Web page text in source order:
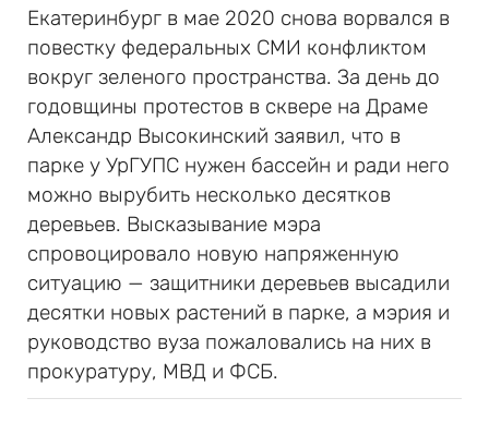
Екатеринбург в мае 2020 снова ворвался в
повестку федеральных СМИ конфликтом
вокруг зеленого пространства. За день до
годовщины протестов в сквере на Драме
Александр Высокинский заявил, что в
парке у УрГУПС нужен бассейн и ради него
можно вырубить несколько десятков
деревьев. Высказывание мэра
спровоцировало новую напряженную
ситуацию — защитники деревьев высадили
десятки новых растений в парке, а мэрия и
руководство вуза пожаловались на них в
прокуратуру, МВД и ФСБ.